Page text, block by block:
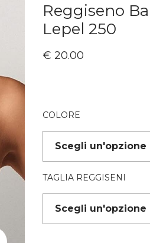
Reggiseno
Lepel 250
€ 20.00
COLORE
TAGLIA REGGISENI